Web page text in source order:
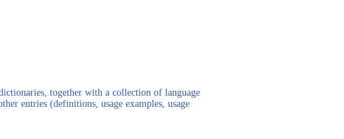
together with a collection of language
entries (definitions, usage examples, usage